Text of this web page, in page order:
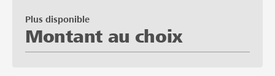
Montant au choix
Plus disponible